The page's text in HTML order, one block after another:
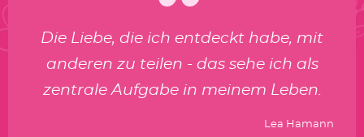
Die Liebe, die ich entdeckt habe, mit
anderen zu teilen - das sehe ich als
zentrale Aufgabe in meinem Leben.
Lea Hamann